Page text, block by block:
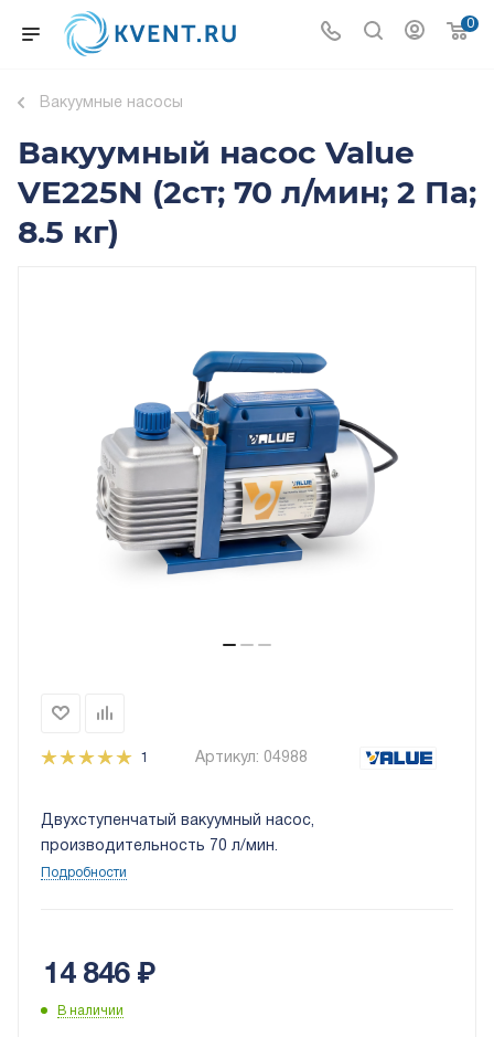
0
Вакуумные насосы
Вакуумный насос Value
VE225N (2ст; 70 л/мин; 2 Па;
8.5 кг)
1 Артикул: 04988
Двухступенчатый вакуумный насос,
производительность 70 л/мин.
Подробности
14 846₽
В наличии